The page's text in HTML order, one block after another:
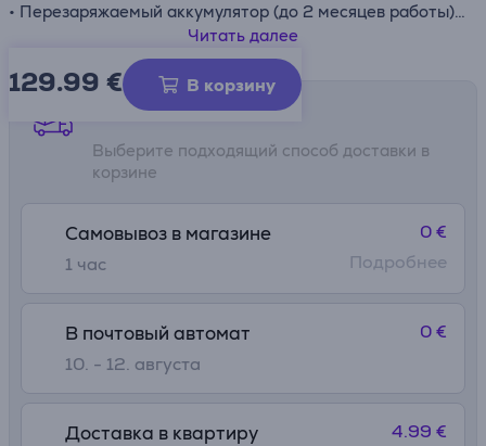
• Перезаряжаемый аккумулятор (до 2 месяцев работы)
• Переключатели Hot-swap и съемные колпачки
• Качественный алюминиевый корпус, регулируемые
ножки
Читать далее
129.99 € В корзину
Способы доставки
Выберите подходящий способ доставки в
корзине
Самовывоз в магазине
1 час
0 €
Подробнее
В почтовый автомат
10. - 12. августа
0 €
Доставка в квартиру 4.99 €